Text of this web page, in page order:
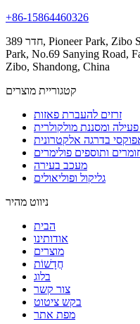
+86-15864460326
חדר 389, Pioneer Park, Zibo Science and Technology Industrial
Park, No.69 Sanying Road,
Zibo, Shandong, China
קטגוריית מוצרים
זרזים להעברת פאזות
ומסננת מולקולרית
בדרגה אלקטרונית
ותוספים פולימרים
מעכב בעירה
גליקול ופוליאולים
ניווט מהיר
הבית
אודותינו
מוצרים
חֲדָשׁוֹת
בלוג
צור קשר
בקש ציטוט
מפת אתר